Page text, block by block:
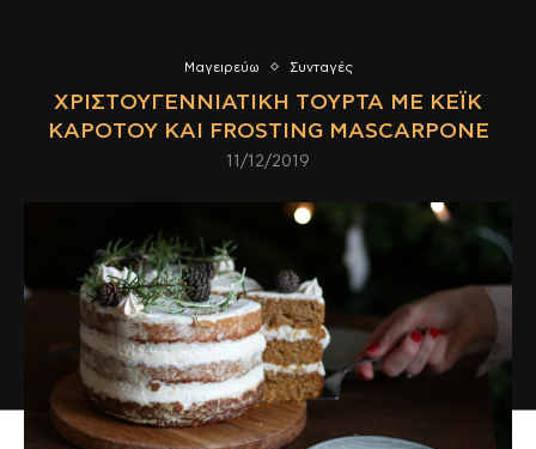
Μαγειρεύω Συνταγές
ΧΡΙΣΤΟΥΓΕΝΝΙΆΤΙΚΗ ΤΟΎΡΤΑ ΜΕ ΚΈΙΚ
ΚΑΡΌΤΟΥ ΚΑΙ FROSTING MASCARPONE
11/12/2019